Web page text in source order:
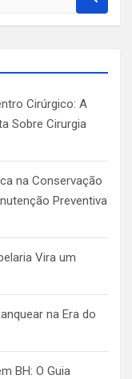
Cirúrgico: A
Sobre Cirurgia
na Conservação
Preventiva
Vira um
na Era do
BH: O Guia